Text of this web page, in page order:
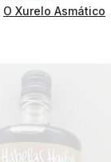
O Xurelo Asmático